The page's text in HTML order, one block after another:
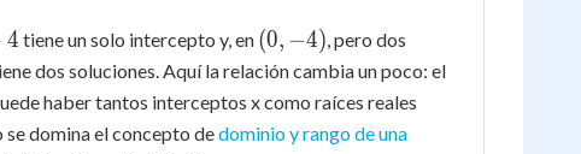
4 tiene un solo intercepto y, en (0,
-4)
(0, −4) , pero dos
dos soluciones. Aquí la relación cambia un poco: el
haber tantos interceptos x como raíces reales
domina el concepto dedominio y rango de una